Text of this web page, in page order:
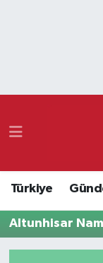
Türkiye
Altunhisar
Namaz
Süper Lig